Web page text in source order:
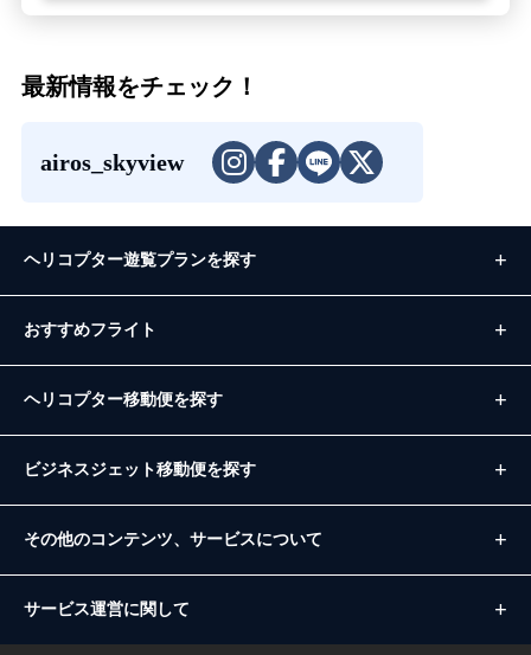
最新情報をチェック！
airos_skyview
ヘリコプター遊覧プランを探す
おすすめフライト
ヘリコプター移動便を探す
ビジネスジェット移動便を探す
その他のコンテンツ、サービスについて
サービス運営に関して